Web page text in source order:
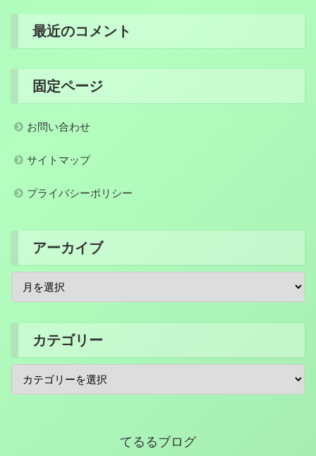
最近のコメント
固定ページ
お問い合わせ
サイトマップ
プライバシーポリシー
アーカイブ
カテゴリー
てるるブログ